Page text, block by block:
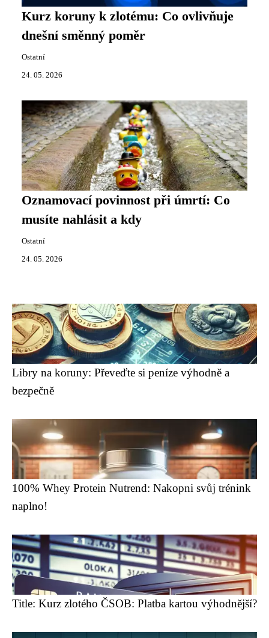
Kurz koruny k zlotému: Co ovlivňuje
dnešní směnný poměr
Ostatní
24. 05. 2026
Oznamovací povinnost při úmrtí: Co
musíte nahlásit a kdy
Ostatní
24. 05. 2026
Libry na koruny: Převeďte si peníze výhodně a
bezpečně
100% Whey Protein Nutrend: Nakopni svůj trénink
naplno!
Title: Kurz zlotého ČSOB: Platba kartou výhodnější?